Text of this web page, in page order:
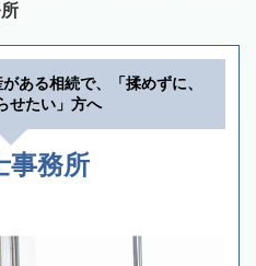
ある相続で、「揉めずに、
せたい」方へ
事務所